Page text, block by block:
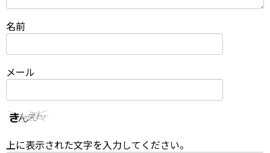
名前
メール
上に表示された文字を入力してください。